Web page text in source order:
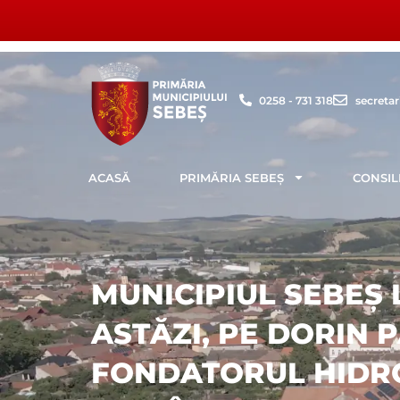
content
0258 - 731 318
ACASĂ PRIMĂRIA SEBEȘ
MUNICIPIUL SEBEȘ
ASTĂZI, PE DORIN
FONDATORUL